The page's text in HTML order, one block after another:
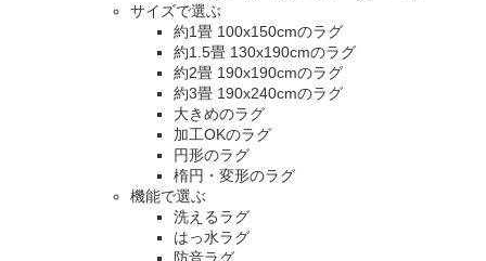
サイズで選ぶ
約1畳 100x150cmのラグ
約1.5畳 130x190cmのラグ
約2畳 190x190cmのラグ
約3畳 190x240cmのラグ
大きめのラグ
加工OKのラグ
円形のラグ
楕円・変形のラグ
機能で選ぶ
洗えるラグ
はっ水ラグ